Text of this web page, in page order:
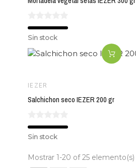
Sin stock
IEZER
Salchichon seco IEZER 200 gr
Sin stock
Mostrar 1-20 of 25 elemento(s)